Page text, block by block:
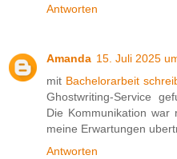
Antworten
Amanda 15. Juli 2025
mit Bachelorarbeit
Ghostwriting-Service
Die Kommunikation war
meine Erwartungen
Antworten